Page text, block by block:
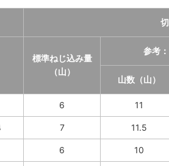
標準ねじ込み量
（山）
参考
山数（山）
6 11
7 11.5
6 10